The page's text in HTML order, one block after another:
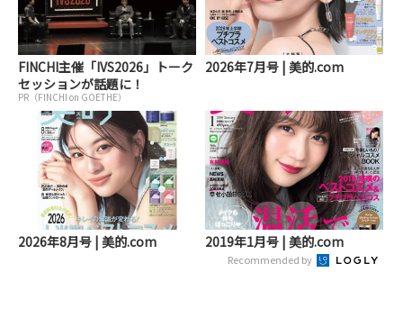
FINCHI主催「IVS2026」トーク
セッションが話題に！
PR（FINCHI on GOETHE）
2026年7月号 | 美的.com
2026年8月号 | 美的.com 2019年1月号 | 美的.com
Recommended by